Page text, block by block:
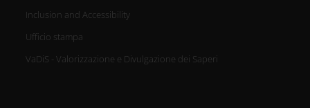
Inclusion and Accessibility
Ufficio stampa
VaDiS - Valorizzazione e Divulgazione dei Saperi